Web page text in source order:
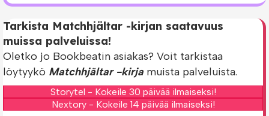
Tarkista Matchhjältar -kirjan saatavuus
muissa palveluissa!
Oletko jo Bookbeatin asiakas? Voit tarkistaa
löytyykö Matchhjältar -kirja muista palveluista.
Storytel - Kokeile 30 päivää ilmaiseksi!
Nextory - Kokeile 14 päivää ilmaiseksi!